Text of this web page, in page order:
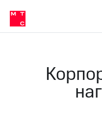
Медиа-центр
и акционерам
Устойчивое развитие
Комплаенс и деловая этика
компании
Карьера
в МТС
в МТС